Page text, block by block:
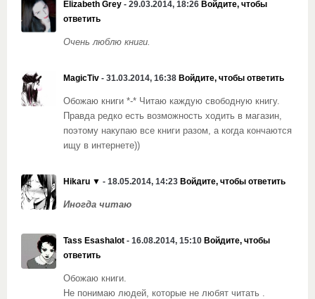
Elizabeth Grey - 29.03.2014, 18:26 Войдите, чтобы
ответить
Очень люблю книги.
MagicTiv - 31.03.2014, 16:38 Войдите, чтобы ответить
Обожаю книги *-* Читаю каждую свободную книгу.
Правда редко есть возможность ходить в магазин,
поэтому накупаю все книги разом, а когда кончаются
ищу в интернете))
Hikaru ▼ - 18.05.2014, 14:23 Войдите, чтобы ответить
Иногда читаю
Tass Esashalot - 16.08.2014, 15:10 Войдите, чтобы
ответить
Обожаю книги.
Не понимаю людей, которые не любят читать .